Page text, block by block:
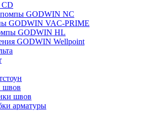
GODWIN NC
GODWIN VAC-PRIME
GODWIN HL
GODWIN Wellpoint
швов
швов
арматуры